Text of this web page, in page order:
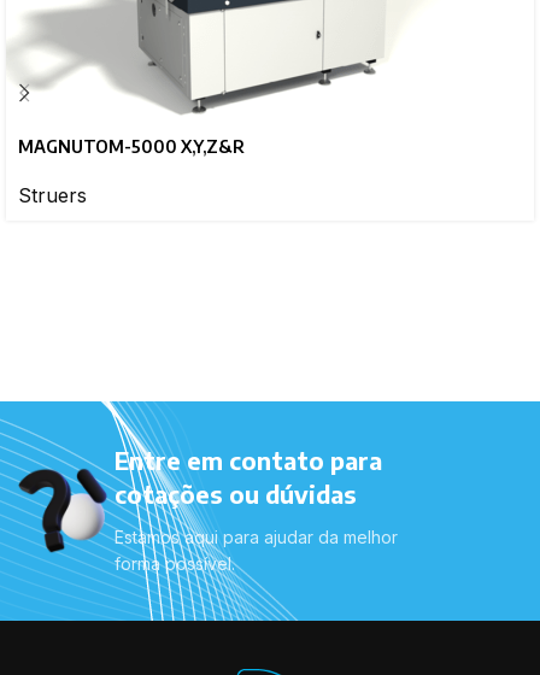
MAGNUTOM-5000 X,Y,Z&R
Struers
Entre em contato para
cotações ou dúvidas
Estamos aqui para ajudar da melhor
forma possível.